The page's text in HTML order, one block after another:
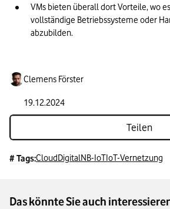
VMs bieten überall dort Vorteile, wo
vollständige Betriebssysteme oder
abzubilden.
Clemens Förster
19.12.2024
Teilen
# Tags:CloudDigitalNB-IoTIoT-Vernetzung
Das könnte Sie auch